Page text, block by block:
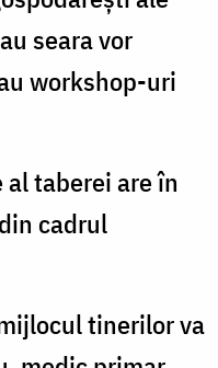
seara vor
workshop-uri
taberei are în
cadrul
tinerilor va